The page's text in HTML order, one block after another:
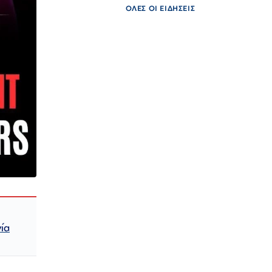
ΟΛΕΣ ΟΙ ΕΙΔΗΣΕΙΣ